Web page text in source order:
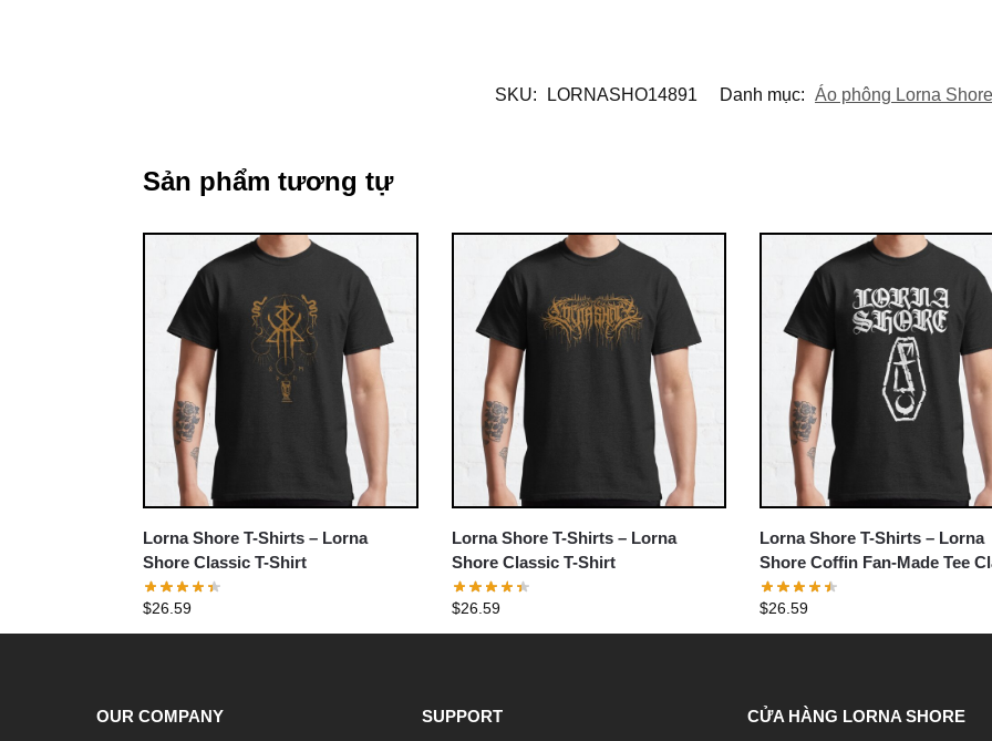
SKU: LORNASHO14891 Danh mục: Áo phông Lorna Shore
Sản phẩm tương tự
Lorna Shore T-Shirts – Lorna
Shore Classic T-Shirt
$26.59
Lorna Shore T-Shirts – Lorna
Shore Classic T-Shirt
$26.59
Lorna Shore T-Shirts – Lorna
Shore Coffin Fan-Made Tee
T-Shirt
$26.59
OUR COMPANY SUPPORT CỬA HÀNG LORNA SHORE